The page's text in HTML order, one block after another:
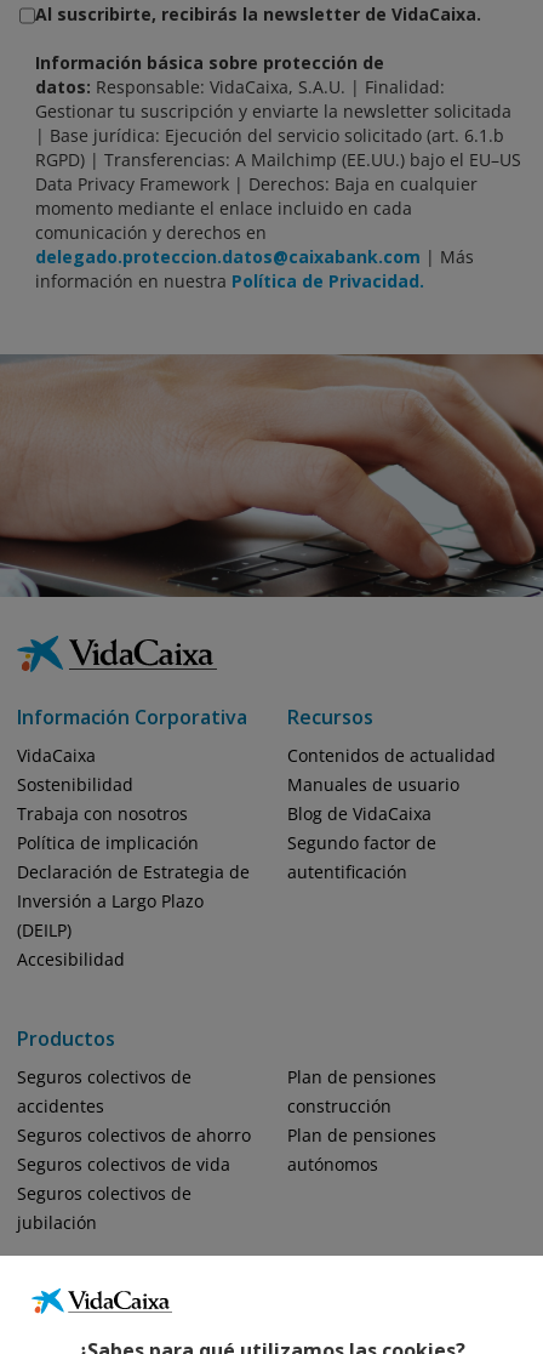
Al suscribirte, recibirás la newsletter de VidaCaixa.
Información básica sobre protección de
datos: Responsable: VidaCaixa, S.A.U. | Finalidad:
Gestionar tu suscripción y enviarte la newsletter solicitada
| Base jurídica: Ejecución del servicio solicitado (art. 6.1.b
RGPD) | Transferencias: A Mailchimp (EE.UU.) bajo el EU–US
Data Privacy Framework | Derechos: Baja en cualquier
momento mediante el enlace incluido en cada
comunicación y derechos en
delegado.proteccion.datos@caixabank.com | Más
información en nuestra Política de Privacidad.
Información Corporativa
VidaCaixa
Sostenibilidad
Trabaja con nosotros
Política de implicación
Declaración de Estrategia de
Inversión a Largo Plazo
(DEILP)
Accesibilidad
Productos
Seguros colectivos de
accidentes
Seguros colectivos de ahorro
Seguros colectivos de vida
Seguros colectivos de
jubilación
Plan de pensiones
construcción
Plan de pensiones
autónomos
Recursos
Contenidos de actualidad
Manuales de usuario
Blog de VidaCaixa
Segundo factor de
autentificación